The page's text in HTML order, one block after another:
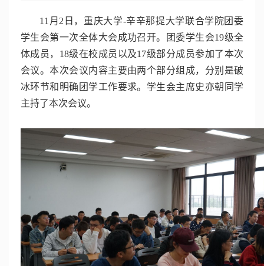
11月2日，重庆大学-辛辛那提大学联合学院团委
学生会第一次全体大会成功召开。团委学生会19级全
体成员，18级在校成员以及17级部分成员参加了本次
会议。本次会议内容主要由两个部分组成，分别是破
冰环节和明确团学工作要求。学生会主席史亦朝同学
主持了本次会议。